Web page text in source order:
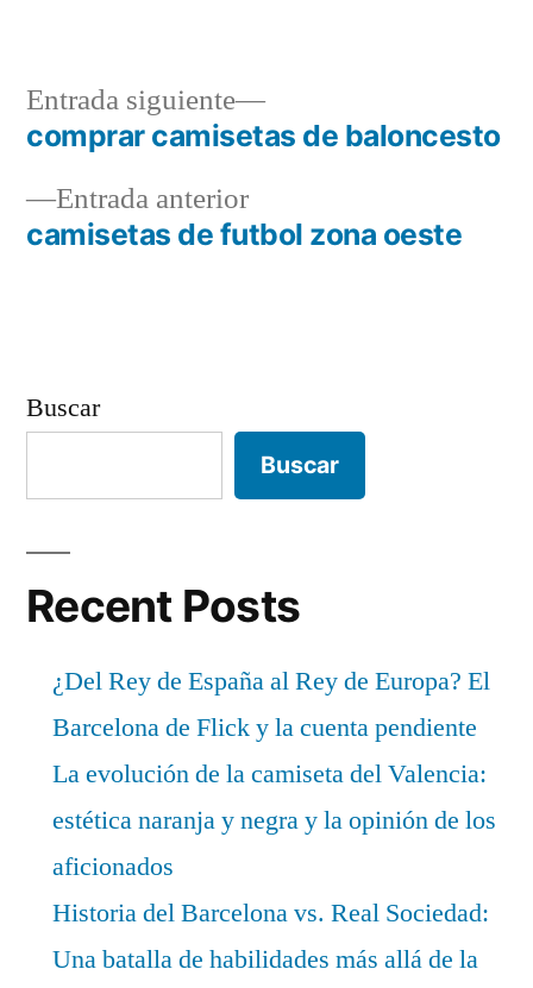
Navegación
deEntrada anteriorEntrada
anterior:
camisetas de futbol zona oeste
Entrada siguiente
Entrada
siguiente:
comprar camisetas de baloncesto
Buscar
Buscar
Recent Posts
¿Del Rey de España al Rey de Europa? El
Barcelona de Flick y la cuenta pendiente
La evolución de la camiseta del Valencia:
estética naranja y negra y la opinión de los
aficionados
Historia del Barcelona vs. Real Sociedad:
Una batalla de habilidades más allá de la